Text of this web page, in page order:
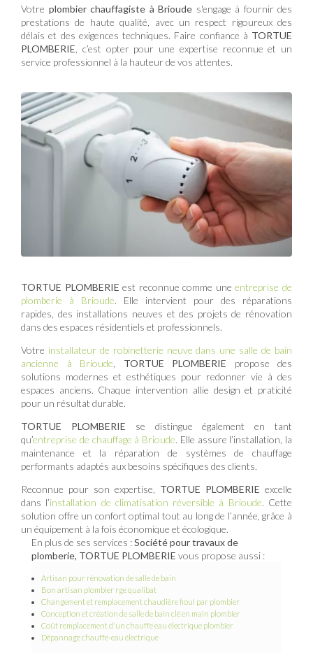
Votre plombier chauffagiste à Brioude s'engage à fournir des
prestations de haute qualité, avec un respect rigoureux des
délais et des exigences techniques. Faire confiance à TORTUE
PLOMBERIE , c’est opter pour une expertise reconnue et un
service professionnel à la hauteur de vos attentes.
TORTUE PLOMBERIE est reconnue comme uneentreprise de
plomberie à Brioude. Elle intervient pour des réparations
rapides, des installations neuves et des projets de rénovation
dans des espaces résidentiels et professionnels.
Votre installateur de robinetterie neuve dans une salle de bain
ancienne à Brioude
TORTUE PLOMBERIE propose des
solutions modernes et esthétiques pour redonner vie à des
espaces anciens. Chaque intervention allie design et praticité
pour un résultat durable.
TORTUE PLOMBERIE se distingue également en tant
qu’entreprise de chauffage à Brioude. Elle assure l’installation, la
maintenance et la réparation de systèmes de chauffage
performants adaptés aux besoins spécifiques des clients.
Reconnue pour son expertise, TORTUE PLOMBERIE excelle
dans l’installation de climatisation réversible à Brioude. Cette
solution offre un confort optimal tout au long de l’année, grâce à
un équipement à la fois économique et écologique.
En plus de ses services :Société pour travaux de
plomberie, TORTUE PLOMBERIE vous propose aussi :
Artisan pour rénovation de salle de bain
Bon artisan plombier rge qualibat
Changement et remplacement chaudière fioul par plombier
Conception et création de salle de bain clé en main plombier
Coût remplacement d'un chauffe eau électrique plombier
Dépannage chauffe-eau électrique